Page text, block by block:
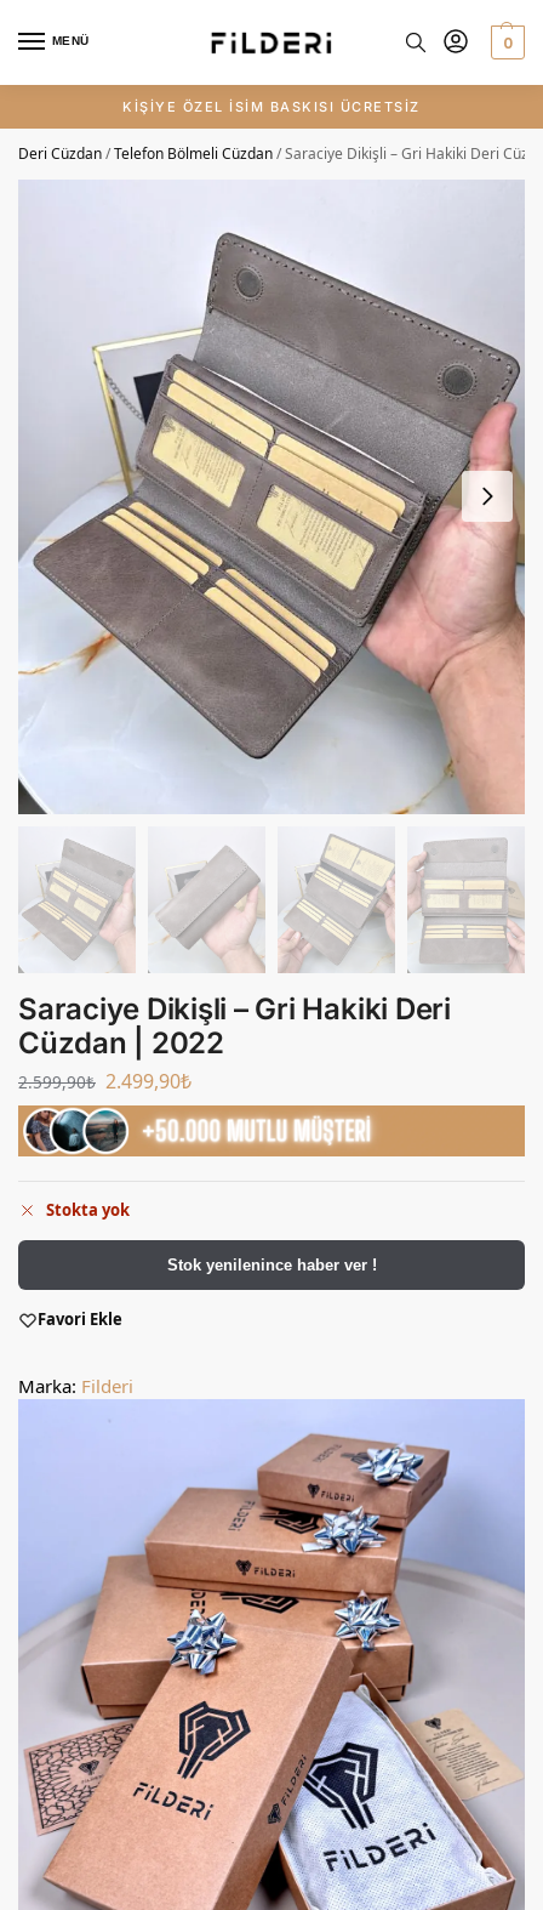
MENÜ 0
KİŞİYE ÖZEL İSİM BASKISI ÜCRETSİZ
Deri Cüzdan/Telefon Bölmeli Cüzdan/Saraciye Dikişli – Gri Hakiki Deri
Saraciye Dikişli – Gri Hakiki Deri
Cüzdan | 2022
2.599,90₺ 2.499,90₺
Stokta yok
Stok yenilenince haber ver !
Favori Ekle
Marka: Filderi